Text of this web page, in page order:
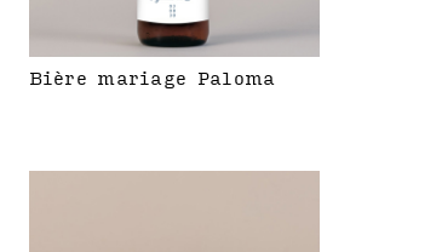
Bière mariage Paloma